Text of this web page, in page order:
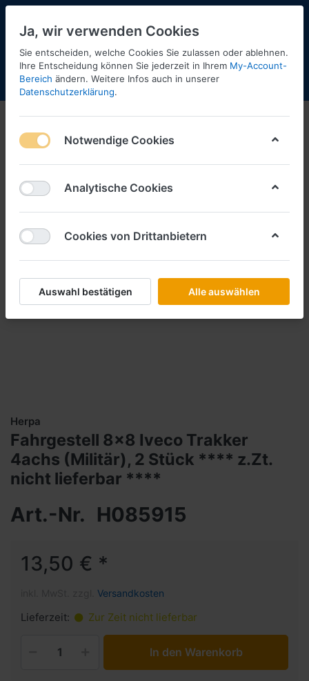
Menü Anmelden Shopaktualisierung
Herpa
Fahrgestell 8x8 Iveco Trakker
4achs (Militär), 2 Stück **** z.Zt.
nicht lieferbar ****
Art.-Nr. H085915
13,50 € *
Versandkosten
Lieferzeit: Zur Zeit nicht lieferbar
In den Warenkorb
Ja, wir verwenden Cookies
Sie entscheiden, welche Cookies Sie zulassen oder ablehnen.
Ihre Entscheidung können Sie jederzeit in Ihrem My-Account-
Bereich ändern. Weitere Infos auch in unserer
Datenschutzerklärung.
Notwendige Cookies
Analytische Cookies
Cookies von Drittanbietern
Auswahl bestätigen Alle auswählen